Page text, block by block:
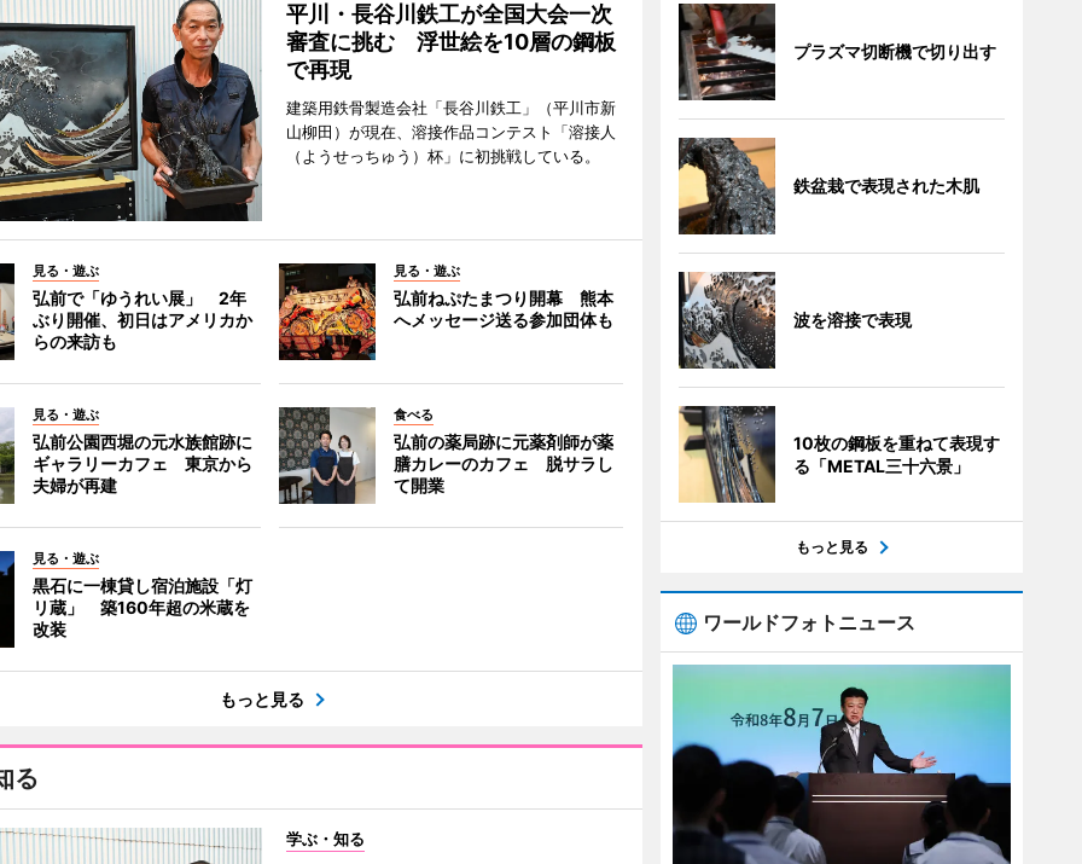
平川・長谷川鉄工が全国大会一次
審査に挑む 浮世絵を10層の鋼板
で再現
建築用鉄骨製造会社「長谷川鉄工」（平川市新
山柳田）が現在、溶接作品コンテスト「溶接人
（ようせっちゅう）杯」に初挑戦している。
見る・遊ぶ
弘前で「ゆうれい展」 2年
ぶり開催、初日はアメリカか
らの来訪も
見る・遊ぶ
弘前ねぷたまつり開幕 熊本
へメッセージ送る参加団体も
見る・遊ぶ
弘前公園西堀の元水族館跡に
ギャラリーカフェ 東京から
夫婦が再建
食べる
弘前の薬局跡に元薬剤師が薬
膳カレーのカフェ 脱サラし
て開業
見る・遊ぶ
黒石に一棟貸し宿泊施設「灯
リ蔵」 築160年超の米蔵を
改装
もっと見る
る
学ぶ・知る
プラズマ切断機で切り出す
鉄盆栽で表現された木肌
波を溶接で表現
10枚の鋼板を重ねて表現す
る「METAL三十六景」
もっと見る
ワールドフォトニュース